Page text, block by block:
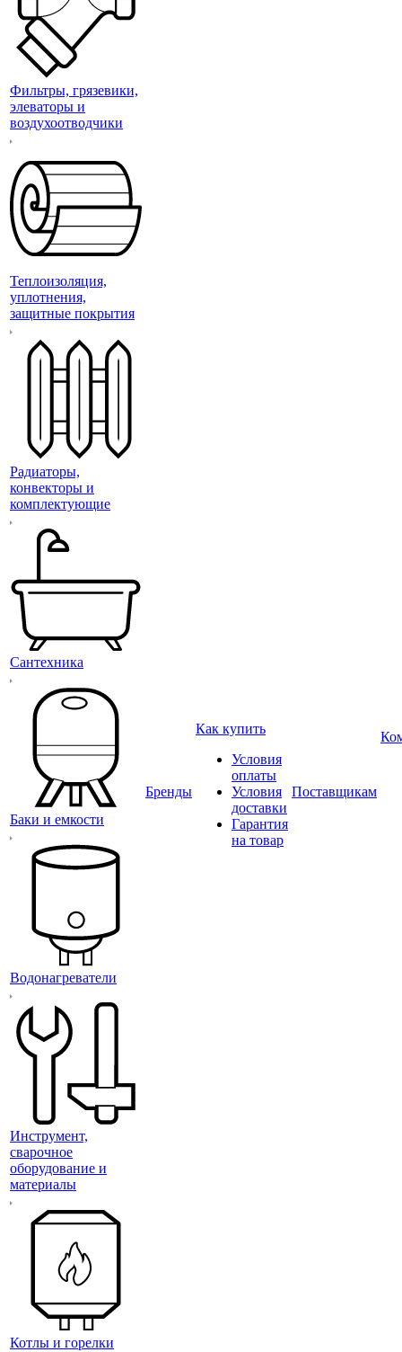
Фильтры, грязевики,
элеваторы и
воздухоотводчики
Теплоизоляция,
уплотнения,
защитные покрытия
Радиаторы,
конвекторы и
комплектующие
Сантехника
Баки и емкости
Водонагреватели
Инструмент,
сварочное
оборудование и
материалы
Котлы и горелки
Бренды
Как купить
Условия
оплаты
Условия
доставки
Гарантия
на товар
Поставщикам